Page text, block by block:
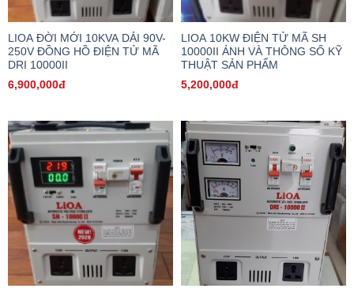
LIOA ĐỜI MỚI 10KVA DẢI 90V-
250V ĐỒNG HỒ ĐIỆN TỬ MÃ
DRI 10000II
6,900,000đ
LIOA 10KW ĐIỆN TỬ MÃ SH
10000II ẢNH VÀ THÔNG SỐ KỸ
THUẬT SẢN PHẨM
5,200,000đ